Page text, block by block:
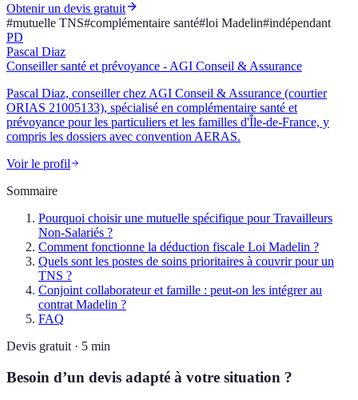
Obtenir un devis gratuit
#mutuelle TNS#complémentaire santé#loi Madelin#indépendant
PD
Pascal Diaz
Conseiller santé et prévoyance - AGI Conseil & Assurance
Pascal Diaz, conseiller chez AGI Conseil & Assurance (courtier
ORIAS 21005133), spécialisé en complémentaire santé et
prévoyance pour les particuliers et les familles d'Île-de-France, y
compris les dossiers avec convention AERAS.
Voir le profil
Sommaire
Pourquoi choisir une mutuelle spécifique pour Travailleurs
Non-Salariés ?
Comment fonctionne la déduction fiscale Loi Madelin ?
Quels sont les postes de soins prioritaires à couvrir pour un
TNS ?
Conjoint collaborateur et famille : peut-on les intégrer au
contrat Madelin ?
FAQ
Devis gratuit · 5 min
Besoin d’un devis adapté à votre situation ?